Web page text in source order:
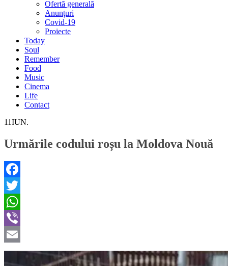
Ofertă generală
Anunțuri
Covid-19
Proiecte
Today
Soul
Remember
Food
Music
Cinema
Life
Contact
11IUN.
Urmările codului roșu la Moldova Nouă
Facebook
Twitter
WhatsApp
Viber
Email